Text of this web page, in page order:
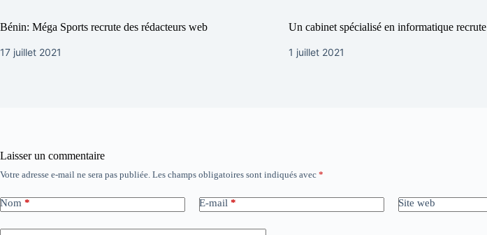
Bénin: Méga Sports recrute des rédacteurs web
17 juillet 2021
Un cabinet spécialisé en informatique recrute
1 juillet 2021
Laisser un commentaire
Votre adresse e-mail ne sera pas publiée. Les champs obligatoires sont indiqués avec *
Nom * E-mail * Site web